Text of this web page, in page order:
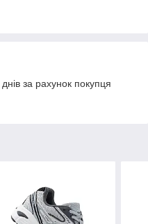
за рахунок покупця